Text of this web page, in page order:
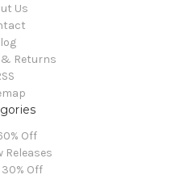
Us
Returns
Off
Releases
Off